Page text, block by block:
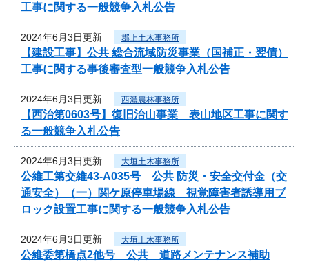
工事に関する一般競争入札公告
2024年6月3日更新 郡上土木事務所
【建設工事】公共 総合流域防災事業（国補正・翌債）
工事に関する事後審査型一般競争入札公告
2024年6月3日更新 西濃農林事務所
【西治第0603号】復旧治山事業 表山地区工事に関す
る一般競争入札公告
2024年6月3日更新 大垣土木事務所
公維工第交維43-A035号 公共 防災・安全交付金（交
通安全）（一）関ケ原停車場線 視覚障害者誘導用ブ
ロック設置工事に関する一般競争入札公告
2024年6月3日更新 大垣土木事務所
公維委第橋点2他号 公共 道路メンテナンス補助